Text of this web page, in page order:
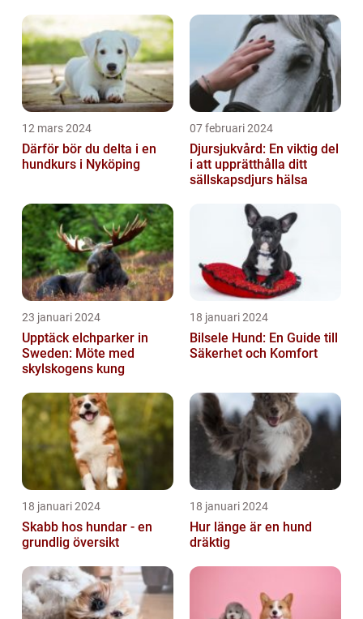
12 mars 2024
Därför bör du delta i en
hundkurs i Nyköping
07 februari 2024
Djursjukvård: En viktig del
i att upprätthålla ditt
sällskapsdjurs hälsa
23 januari 2024
Upptäck elchparker in
Sweden: Möte med
skylskogens kung
18 januari 2024
Bilsele Hund: En Guide till
Säkerhet och Komfort
18 januari 2024
Skabb hos hundar - en
grundlig översikt
18 januari 2024
Hur länge är en hund
dräktig